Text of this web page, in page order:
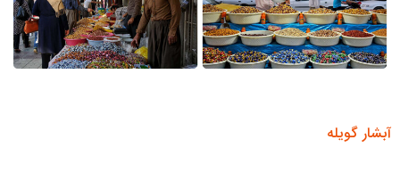
آبشار گویله